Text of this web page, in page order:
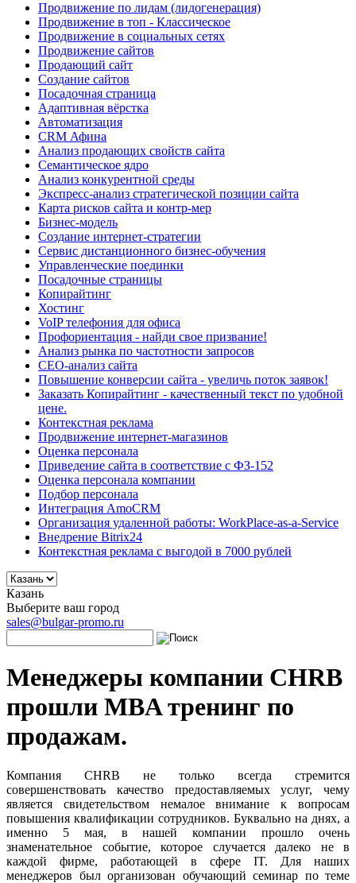
Продвижение по лидам (лидогенерация)
Продвижение в топ - Классическое
Продвижение в социальных сетях
Продвижение сайтов
Продающий сайт
Создание сайтов
Посадочная страница
Адаптивная вёрстка
Автоматизация
CRM Афина
Анализ продающих свойств сайта
Семантическое ядро
Анализ конкурентной среды
Экспресс-анализ стратегической позиции сайта
Карта рисков сайта и контр-мер
Бизнес-модель
Создание интернет-стратегии
Сервис дистанционного бизнес-обучения
Управленческие поединки
Посадочные страницы
Копирайтинг
Хостинг
VoIP телефония для офиса
Профориентация - найди свое призвание!
Анализ рынка по частотности запросов
СЕО-анализ сайта
Повышение конверсии сайта - увеличь поток заявок!
Заказать Копирайтинг - качественный текст по удобной
цене.
Контекстная реклама
Продвижение интернет-магазинов
Оценка персонала
Приведение сайта в соответствие с ФЗ-152
Оценка персонала компании
Подбор персонала
Интеграция AmoCRM
Организация удаленной работы: WorkPlace-as-a-Service
Внедрение Bitrix24
Контекстная реклама с выгодой в 7000 рублей
Казань
Выберите ваш город
sales@bulgar-promo.ru
Менеджеры компании CHRB
прошли MBA тренинг по
продажам.
Компания CHRB не только всегда стремится
совершенствовать качество предоставляемых услуг, чему
является свидетельством немалое внимание к вопросам
повышения квалификации сотрудников. Буквально на днях, а
именно 5 мая, в нашей компании прошло очень
знаменательное событие, которое случается далеко не в
каждой фирме, работающей в сфере IT. Для наших
менеджеров был организован обучающий семинар по теме